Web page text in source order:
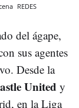
REDES
del ágape,
sus agentes
Desde la
United y
en la Liga